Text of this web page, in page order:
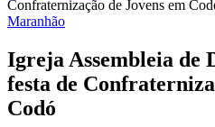
Confraternização de Jovens em
Maranhão
Igreja Assembleia de
festa de
Codó